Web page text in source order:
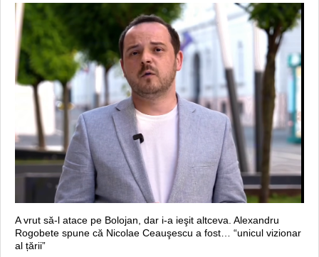
A vrut să-l atace pe Bolojan, dar i-a ieşit altceva. Alexandru
Rogobete spune că Nicolae Ceauşescu a fost… “unicul vizionar
al țării”